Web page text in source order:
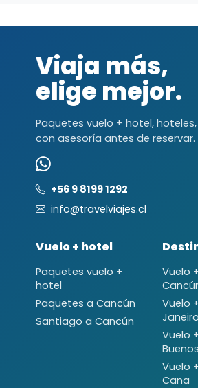
Viaja más,
elige mejor.
Paquetes vuelo + hotel,
con asesoría antes de reservar.
+56 9 8199 1292
info@travelviajes.cl
Vuelo + hotel
Paquetes vuelo +
hotel
Paquetes a Cancún
Santiago a Cancún
Vuelo
Vuelo
Janeiro
Vuelo
Vuelo
Cana